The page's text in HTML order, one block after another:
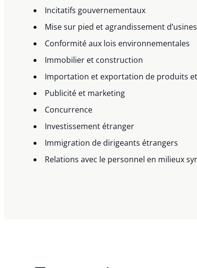
Incitatifs gouvernementaux
Mise sur pied et agrandissement
Conformité aux lois environnementales
Immobilier et construction
Importation et exportation de produits
Publicité et marketing
Concurrence
Investissement étranger
Immigration de dirigeants étrangers
Relations avec le personnel en milieux